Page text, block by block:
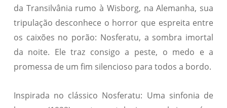
da Transilvânia rumo à Wisborg, na Alemanha, sua
tripulação desconhece o horror que espreita entre
os caixões no porão: Nosferatu, a sombra imortal
da noite. Ele traz consigo a peste, o medo e a
promessa de um fim silencioso para todos a bordo.
Inspirada no clássico Nosferatu: Uma sinfonia de